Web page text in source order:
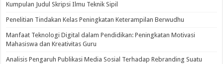
Kumpulan Judul Skripsi Ilmu Teknik Sipil
Penelitian Tindakan Kelas Peningkatan Keterampilan Berwudhu
Manfaat Teknologi Digital dalam Pendidikan: Peningkatan Motivasi
Mahasiswa dan Kreativitas Guru
Analisis Pengaruh Publikasi Media Sosial Terhadap Rebranding Suatu